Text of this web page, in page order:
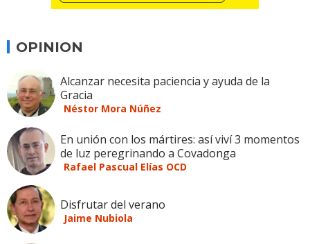
OPINION
Alcanzar necesita paciencia y ayuda de la
Gracia
Néstor Mora Núñez
En unión con los mártires: así viví 3 momentos
de luz peregrinando a Covadonga
Rafael Pascual Elías OCD
Disfrutar del verano
Jaime Nubiola